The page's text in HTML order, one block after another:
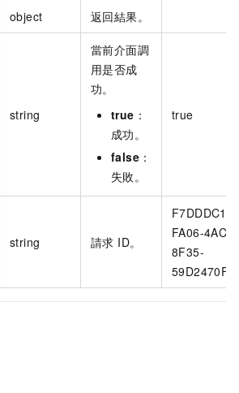
object 返回結果。
string
當前介面調
用是否成
功。
true ：
成功。
false ：
失敗。
true
string 請求 ID。
F7DDDC17-
FA06-4AC2-
8F35-